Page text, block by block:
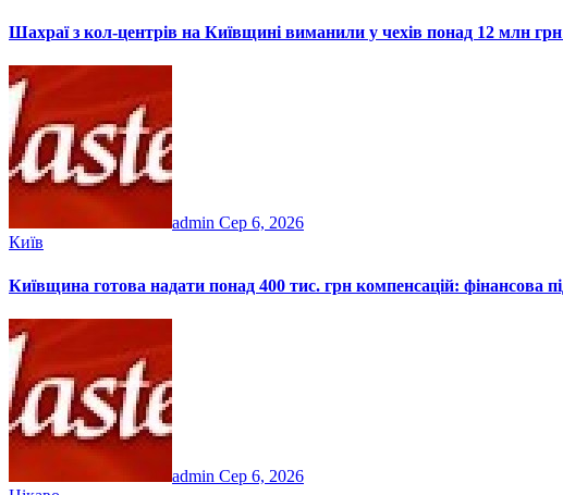
Шахраї з кол-центрів на Київщині виманили у чехів понад 12 млн грн:
admin Сер 6, 2026
Київ
Київщина готова надати понад 400 тис. грн компенсацій: фінансова
admin Сер 6, 2026